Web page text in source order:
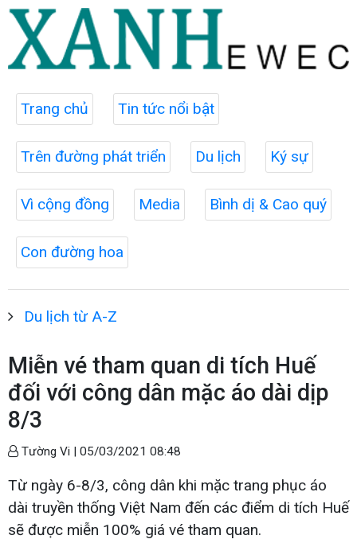
Trang chủ Tin tức nổi bật
Trên đường phát triển Du lịch Ký sự
Vì cộng đồng Media Bình dị & Cao quý
Con đường hoa
Du lịch từ A-Z
Miễn vé tham quan di tích Huế
đối với công dân mặc áo dài dịp
8/3
Tường Vi | 05/03/2021 08:48
Từ ngày 6-8/3, công dân khi mặc trang phục áo
dài truyền thống Việt Nam đến các điểm di tích Huế
sẽ được miễn 100% giá vé tham quan.